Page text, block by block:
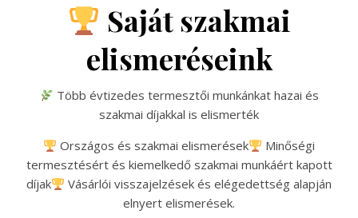
Saját szakmai
elismeréseink
Több évtizedes termesztői munkánkat hazai és
szakmai díjakkal is elismerték
Országos és szakmai elismerések
Minőségi
termesztésért és kiemelkedő szakmai munkáért kapott
díjak
Vásárlói visszajelzések és elégedettség alapján
elnyert elismerések.